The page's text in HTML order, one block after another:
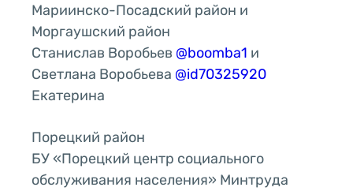
Мариинско-Посадский район и
Моргаушский район
Станислав Воробьев @boomba1 и
Светлана Воробьева @id70325920
Екатерина
Порецкий район
БУ «Порецкий центр социального
обслуживания населения» Минтруда